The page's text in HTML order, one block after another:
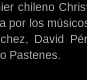
chileno
por los
David
Pastenes.